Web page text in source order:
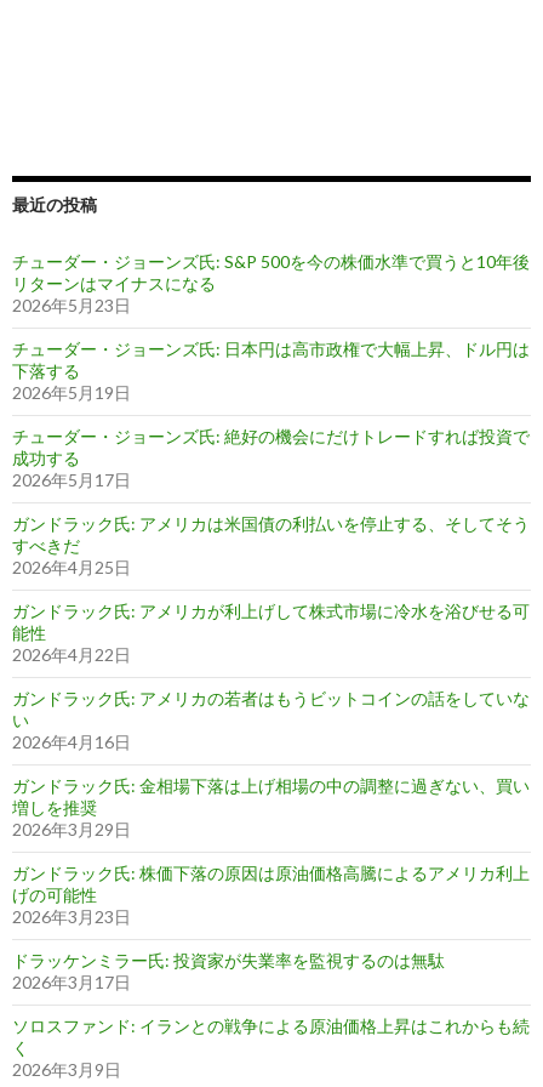
最近の投稿
チューダー・ジョーンズ氏: S&P 500を今の株価水準で買うと10年後
リターンはマイナスになる
2026年5月23日
チューダー・ジョーンズ氏: 日本円は高市政権で大幅上昇、ドル円は
下落する
2026年5月19日
チューダー・ジョーンズ氏: 絶好の機会にだけトレードすれば投資で
成功する
2026年5月17日
ガンドラック氏: アメリカは米国債の利払いを停止する、そしてそう
すべきだ
2026年4月25日
ガンドラック氏: アメリカが利上げして株式市場に冷水を浴びせる可
能性
2026年4月22日
ガンドラック氏: アメリカの若者はもうビットコインの話をしていな
い
2026年4月16日
ガンドラック氏: 金相場下落は上げ相場の中の調整に過ぎない、買い
増しを推奨
2026年3月29日
ガンドラック氏: 株価下落の原因は原油価格高騰によるアメリカ利上
げの可能性
2026年3月23日
ドラッケンミラー氏: 投資家が失業率を監視するのは無駄
2026年3月17日
ソロスファンド: イランとの戦争による原油価格上昇はこれからも続
く
2026年3月9日